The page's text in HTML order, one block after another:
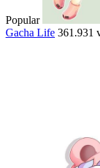
Popular
Gacha Life 361.931